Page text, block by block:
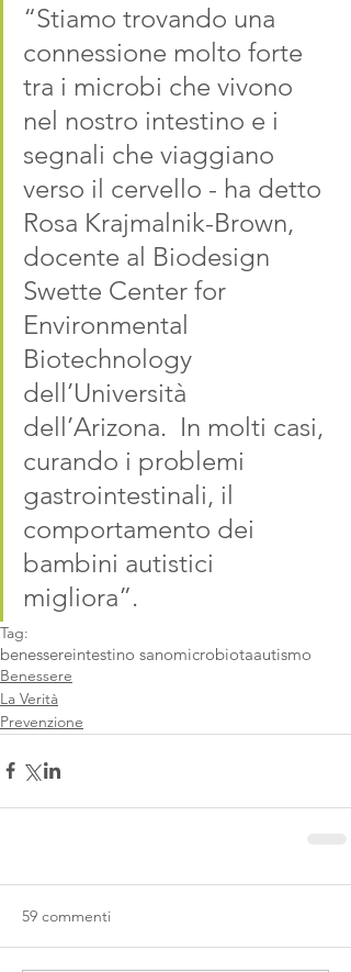
“Stiamo trovando una
connessione molto forte
tra i microbi che vivono
nel nostro intestino e i
segnali che viaggiano
verso il cervello - ha detto
Rosa Krajmalnik-Brown,
docente al Biodesign
Swette Center for
Environmental
Biotechnology
dell’Università
dell’Arizona.  In molti casi,
curando i problemi
gastrointestinali, il
comportamento dei
bambini autistici
migliora”.
Tag:
benessereintestino sanomicrobiotaautismo
Benessere
La Verità
Prevenzione
59 commenti